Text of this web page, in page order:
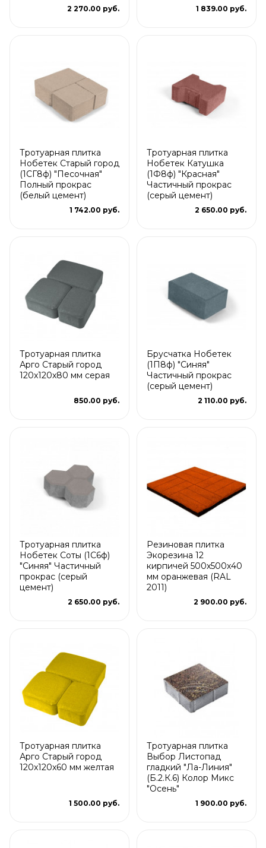
2 270.00 руб. 1 839.00 руб.
Тротуарная плитка
Нобетек Старый город
(1СГ8ф) "Песочная"
Полный прокрас
(белый цемент)
1 742.00 руб.
Тротуарная плитка
Нобетек Катушка
(1Ф8ф) "Красная"
Частичный прокрас
(серый цемент)
2 650.00 руб.
Тротуарная плитка
Арго Старый город
120x120x80 мм серая
850.00 руб.
Брусчатка Нобетек
(1П8ф) "Синяя"
Частичный прокрас
(серый цемент)
2 110.00 руб.
Тротуарная плитка
Нобетек Соты (1С6ф)
"Синяя" Частичный
прокрас (серый
цемент)
2 650.00 руб.
Резиновая плитка
Экорезина 12
кирпичей 500x500x40
мм оранжевая (RAL
2011)
2 900.00 руб.
Тротуарная плитка
Арго Старый город
120x120x60 мм желтая
1 500.00 руб.
Тротуарная плитка
Выбор Листопад
гладкий "Ла-Линия"
(Б.2.К.6) Колор Микс
"Осень"
1 900.00 руб.